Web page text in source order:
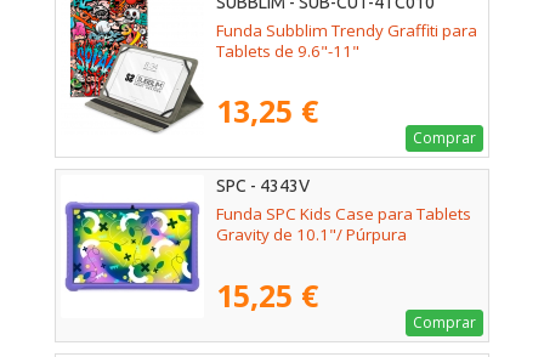
Funda Subblim Trendy Graffiti para
Tablets de 9.6"-11"
13,25 €
Comprar
SPC - 4343V
Funda SPC Kids Case para Tablets
Gravity de 10.1"/ Púrpura
15,25 €
Comprar